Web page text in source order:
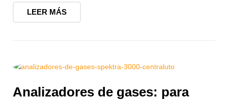
LEER MÁS
Analizadores de gases: para